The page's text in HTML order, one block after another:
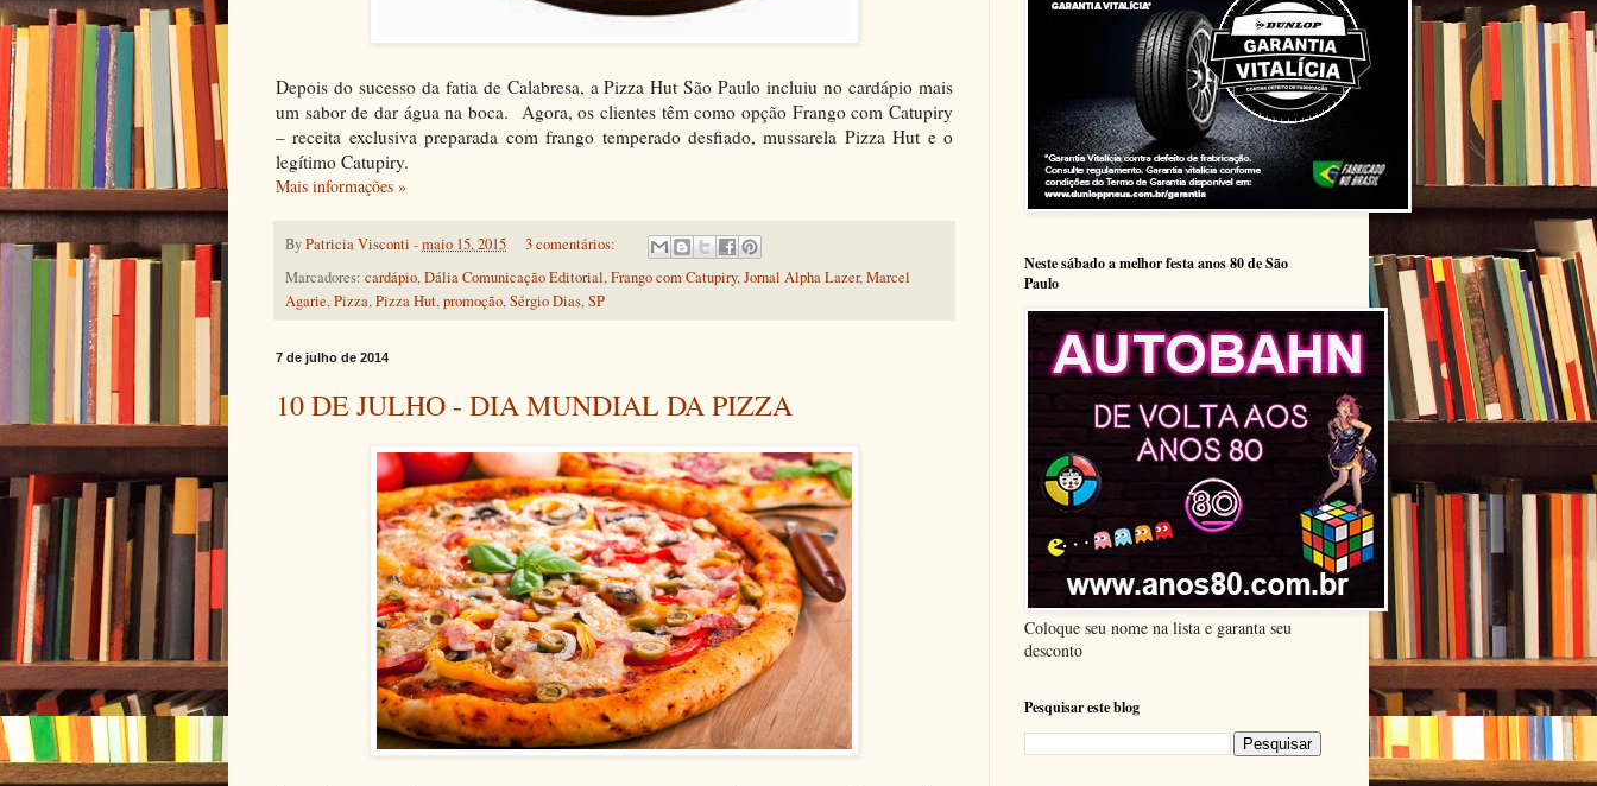
Depois do sucesso da fatia de Calabresa, a Pizza Hut São Paulo incluiu no cardápio mais
um sabor de dar água na boca. Agora, os clientes têm como opção Frango com Catupiry
– receita exclusiva preparada com frango temperado desfiado, mussarela Pizza Hut e o
legítimo Catupiry.
Mais informações »
ByPatricia Visconti -maio 15, 2015
3 comentários:
Marcadores: cardápio,Dália Comunicação Editorial,Frango com Catupiry,Jornal Alpha Lazer,Marcel
Agarie,Pizza,Pizza Hut,promoção,Sérgio Dias,SP
7 de julho de 2014
10 DE JULHO - DIA MUNDIAL DA PIZZA
Neste sábado a melhor festa anos 80 de São
Paulo
Coloque seu nome na lista e garanta seu
desconto
Pesquisar este blog